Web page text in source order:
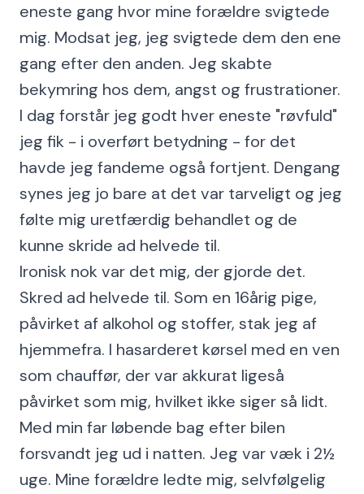
eneste gang hvor mine forældre svigtede
mig. Modsat jeg, jeg svigtede dem den ene
gang efter den anden. Jeg skabte
bekymring hos dem, angst og frustrationer.
I dag forstår jeg godt hver eneste "røvfuld"
jeg fik - i overført betydning - for det
havde jeg fandeme også fortjent. Dengang
synes jeg jo bare at det var tarveligt og jeg
følte mig uretfærdig behandlet og de
kunne skride ad helvede til.
Ironisk nok var det mig, der gjorde det.
Skred ad helvede til. Som en 16årig pige,
påvirket af alkohol og stoffer, stak jeg af
hjemmefra. I hasarderet kørsel med en ven
som chauffør, der var akkurat ligeså
påvirket som mig, hvilket ikke siger så lidt.
Med min far løbende bag efter bilen
forsvandt jeg ud i natten. Jeg var væk i 2½
uge. Mine forældre ledte mig, selvfølgelig